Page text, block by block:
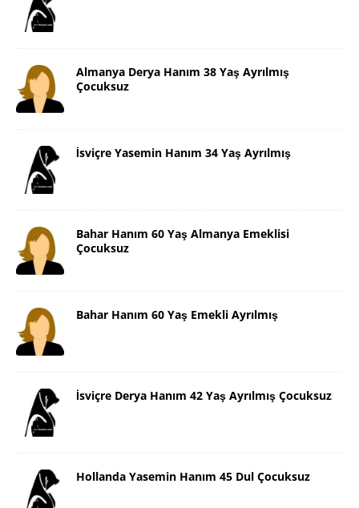
Almanya Derya Hanım 38 Yaş Ayrılmış
Çocuksuz
İsviçre Yasemin Hanım 34 Yaş Ayrılmış
Bahar Hanım 60 Yaş Almanya Emeklisi
Çocuksuz
Bahar Hanım 60 Yaş Emekli Ayrılmış
İsviçre Derya Hanım 42 Yaş Ayrılmış Çocuksuz
Hollanda Yasemin Hanım 45 Dul Çocuksuz